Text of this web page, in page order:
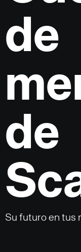
de
de
Su futuro en tus